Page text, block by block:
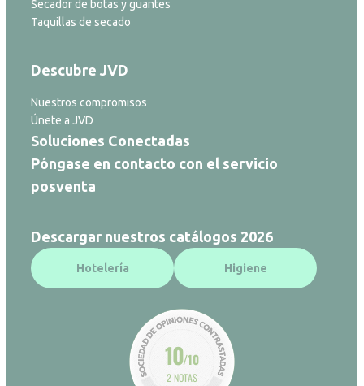
Secador de botas y guantes
Taquillas de secado
Descubre JVD
Nuestros compromisos
Únete a JVD
Soluciones Conectadas
Póngase en contacto con el servicio
posventa
Descargar nuestros catálogos 2026
Hotelería Higiene
10/10
2 NOTAS